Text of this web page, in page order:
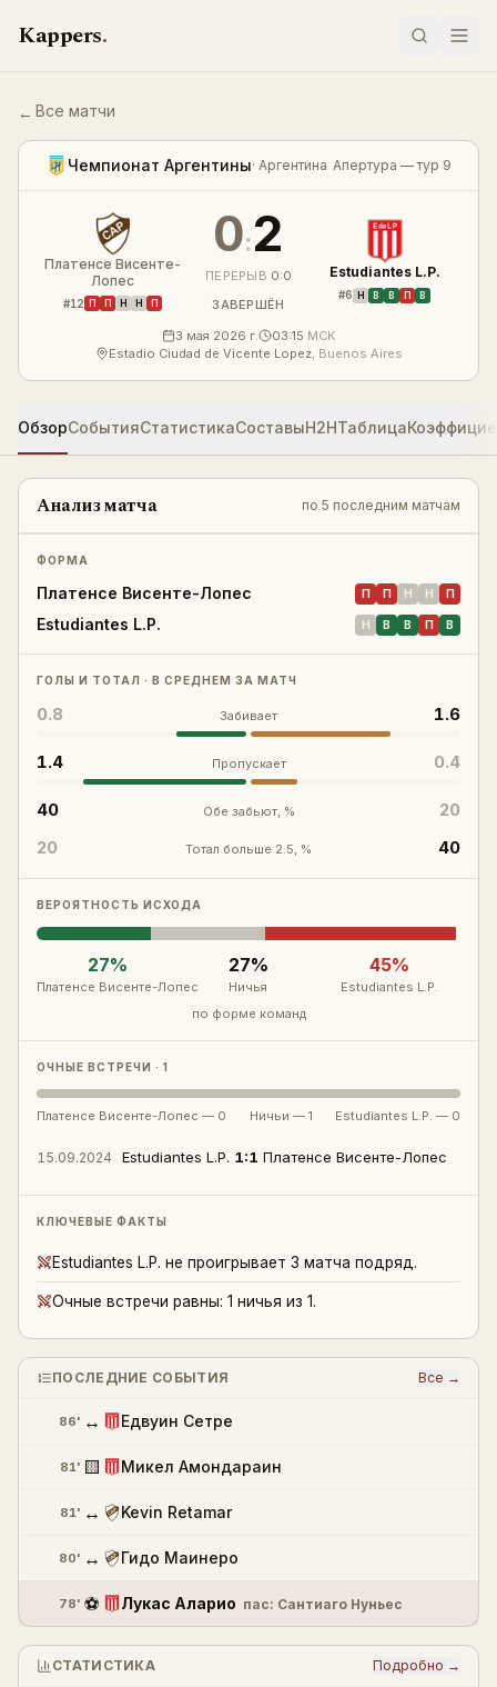
Kappers.
LIVE
← Все матчи
Платенсе Висенте-Лопес — Estudiantes L.P. 0:2 —
Чемпионат Аргентины· Аргентина Апертура — тур 9
Платенсе Висенте-
Лопес
#12 П П Н Н П
0:2
ПЕРЕРЫВ 0:0
ЗАВЕРШЁН
Estudiantes L.P.
#6 Н В В П В
3 мая 2026 г. 03:15 МСК
Estadio Ciudad de Vicente Lopez, Buenos Aires
ОбзорСобытияСтатистикаСоставыH2HТаблица
Анализ матча по 5 последним матчам
ФОРМА
Платенсе Висенте-Лопес П П Н Н П
Estudiantes L.P. Н В В П В
ГОЛЫ И ТОТАЛ · В СРЕДНЕМ ЗА МАТЧ
0.8 Забивает 1.6
1.4 Пропускает 0.4
40 Обе забьют, %
20
20
Тотал больше 2.5, % 40
ВЕРОЯТНОСТЬ ИСХОДА
27%
Платенсе Висенте-Лопес
27%
Ничья
45%
Estudiantes L.P.
по форме команд
ОЧНЫЕ ВСТРЕЧИ · 1
Платенсе Висенте-Лопес — 0 Ничьи — 1 Estudiantes L.P. — 0
15.09.2024 Estudiantes L.P. 1:1 Платенсе Висенте-Лопес
КЛЮЧЕВЫЕ ФАКТЫ
Estudiantes L.P. не проигрывает 3 матча подряд.
Очные встречи равны: 1 ничья из 1.
ПОСЛЕДНИЕ СОБЫТИЯ Все →
86' ↔ Едвуин Сетре
81' 🟨 Микел Амондараин
81' ↔ Kevin Retamar
80' ↔ Гидо Маинеро
78' ⚽ Лукас Аларио пас: Сантиаго Нуньес
СТАТИСТИКА Подробно →